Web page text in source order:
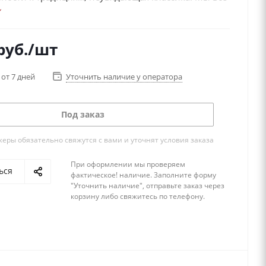
тихие уютные вечера в семейном кругу за
/шт
7 дней Уточнить наличие у оператора
Под заказ
обязательно свяжутся с вами и уточнят условия заказа
При оформлении мы проверяем
фактическое! наличие. 3аполните форму
"Уточнить наличие", отправьте заказ через
корзину либо свяжитесь по телефону.